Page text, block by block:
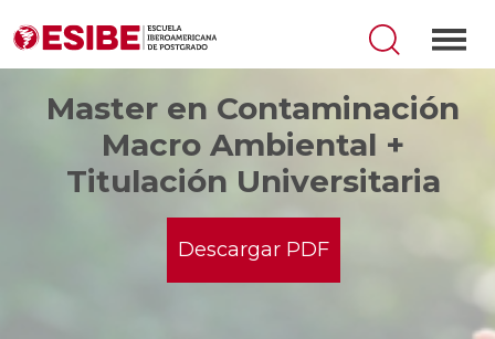
Master en Contaminación
Macro Ambiental +
Titulación Universitaria
Descargar PDF